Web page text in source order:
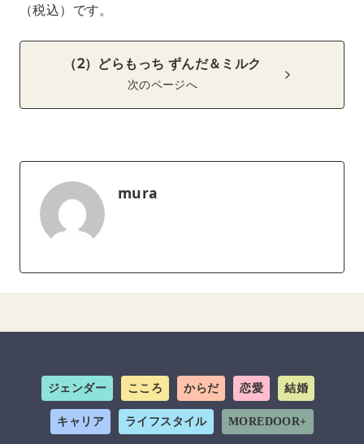
（税込）です。
（2）どらもっち ずんだ＆ミルク
次のページへ
mura
ジェンダー こころ からだ 恋愛 結婚
キャリア ライフスタイル MOREDOOR+